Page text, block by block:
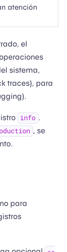
atención
el
sistema,
traces), para
info .
, se
para